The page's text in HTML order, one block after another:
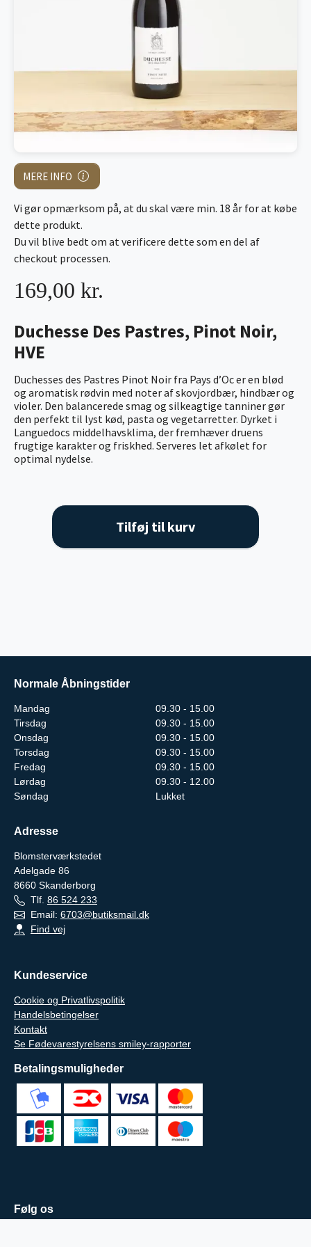
MERE INFO
Duchesse Des Pastres, Pinot Noir,
HVE
Duchesses des Pastres Pinot Noir fra Pays d’Oc er en blød
og aromatisk rødvin med noter af skovjordbær, hindbær og
violer. Den balancerede smag og silkeagtige tanniner gør
den perfekt til lyst kød, pasta og vegetarretter. Dyrket i
Languedocs middelhavsklima, der fremhæver druens
frugtige karakter og friskhed. Serveres let afkølet for
optimal nydelse.
169,00 kr.
Vi gør opmærksom på, at du skal være min. 18 år for at købe
dette produkt.
Du vil blive bedt om at verificere dette som en del af
checkout processen.
Tilføj til kurv
Normale Åbningstider
Mandag
09.30 - 15.00
Tirsdag
09.30 - 15.00
Onsdag
09.30 - 15.00
Torsdag
09.30 - 15.00
Fredag
09.30 - 15.00
Lørdag
09.30 - 12.00
Søndag
Lukket
Adresse
Blomsterværkstedet
Adelgade 86
8660 Skanderborg
Tlf. 86 524 233
Email: 6703@butiksmail.dk
Find vej
Kundeservice
Cookie og Privatlivspolitik
Handelsbetingelser
Kontakt
Se Fødevarestyrelsens smiley-rapporter
Betalingsmuligheder
Følg os